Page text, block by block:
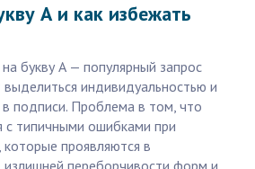
А и как избежать
букву А — популярный запрос
индивидуальностью и
подписи. Проблема в том, что
с типичными ошибками при
проявляются в